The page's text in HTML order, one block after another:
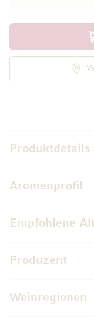
Produktdetails
Aromenprofil
Empfohlene
Produzent
Weinregionen